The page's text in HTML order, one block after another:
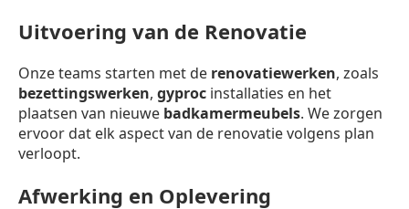
Uitvoering van de Renovatie
Onze teams starten met de renovatiewerken, zoals
bezettingswerken, gyproc installaties en het
plaatsen van nieuwe badkamermeubels. We zorgen
ervoor dat elk aspect van de renovatie volgens plan
verloopt.
Afwerking en Oplevering